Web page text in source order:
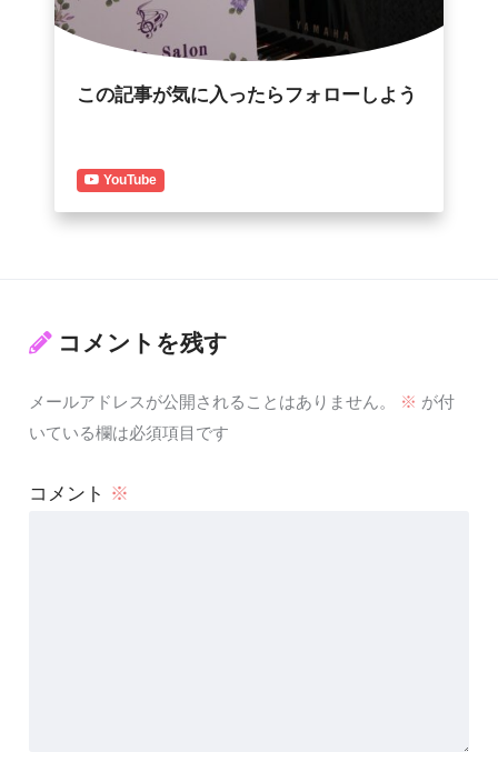
この記事が気に入ったらフォローしよう
YouTube
コメントを残す
メールアドレスが公開されることはありません。 ※ が付
いている欄は必須項目です
コメント ※